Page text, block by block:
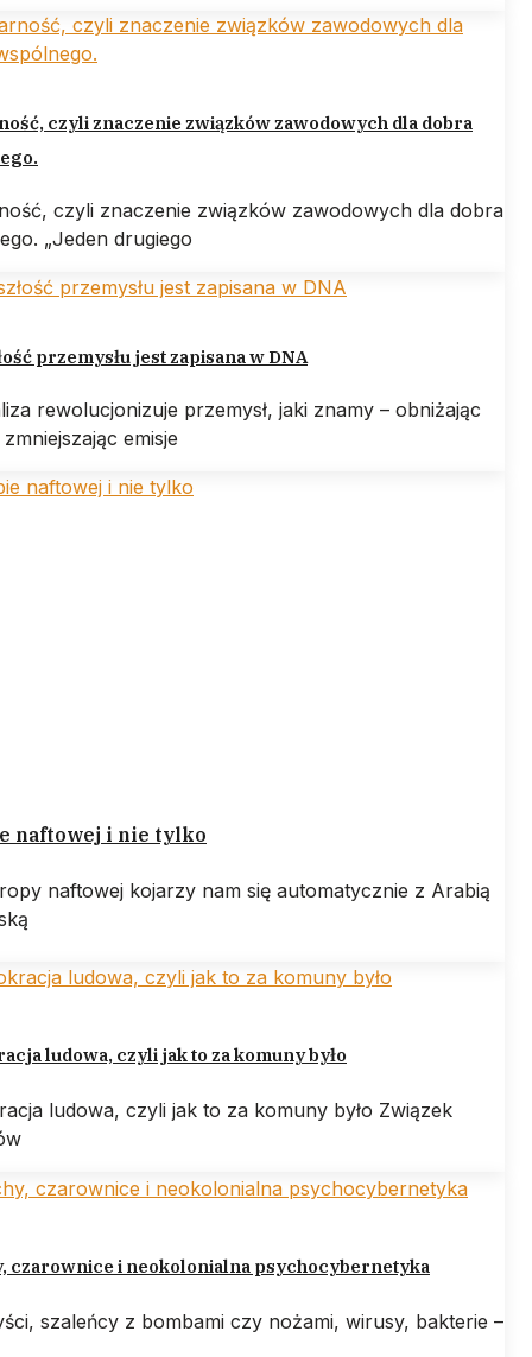
czyli znaczenie związków zawodowych dla dobra
czyli znaczenie związków zawodowych dla dobra
„Jeden drugiego
przemysłu jest zapisana w DNA
rewolucjonizuje przemysł, jaki znamy – obniżając
emisje
naftowej i nie tylko
naftowej kojarzy nam się automatycznie z Arabią
ludowa, czyli jak to za komuny było
ludowa, czyli jak to za komuny było Związek
czarownice i neokolonialna psychocybernetyka
szaleńcy z bombami czy nożami, wirusy, bakterie –